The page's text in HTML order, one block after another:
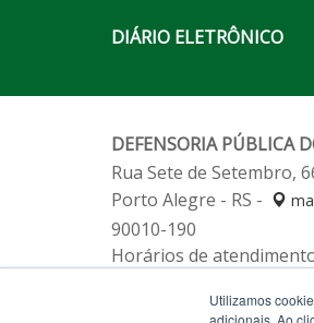
DIÁRIO ELETRÔNICO
DEFENSORIA PÚBLICA
Rua Sete de Setembro,
Porto Alegre - RS -
90010-190
Horários de
Alô Defensoria
Utilizamos
adicionais. Ao